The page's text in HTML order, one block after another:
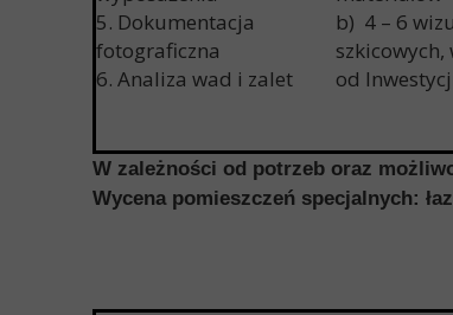
5. Dokumentacja
fotograficzna
6. Analiza wad i zalet
b) 4 – 6
szkicowych,
od
W zależności od potrzeb oraz
Wycena pomieszczeń specjalnych: